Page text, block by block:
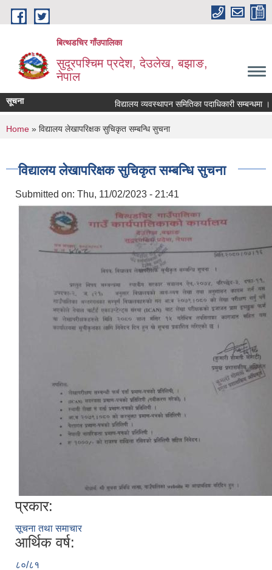
Skip to main content
बित्थडचिर गाँउपालिका
सुदूरपश्चिम प्रदेश, देउलेख, बझाङ,
नेपाल
सूचना विद्यालय व्यवस्थापन समितिका पदाधिकारी सम्बन्धमा ।
You are here
Home » विद्यालय लेखापरिक्षक सुचिकृत सम्बन्धि सुचना
विद्यालय लेखापरिक्षक सुचिकृत सम्बन्धि सुचना
Submitted on: Thu, 11/02/2023 - 21:41
प्रकार:
सूचना तथा समाचार
आर्थिक वर्ष:
८०/८१